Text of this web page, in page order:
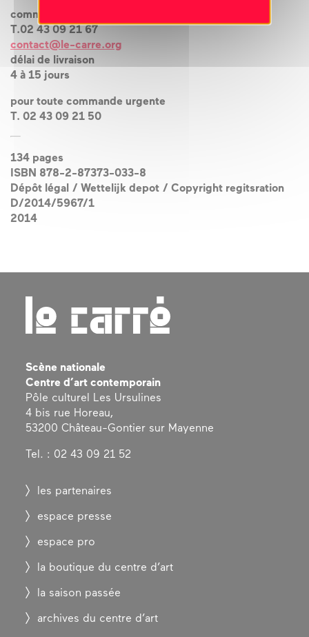
commande au
T.02 43 09 21 67
contact@le-carre.org
délai de livraison
4 à 15 jours
pour toute commande urgente
T. 02 43 09 21 50
134 pages
ISBN 878-2-87373-033-8
Dépôt légal / Wettelijk depot / Copyright regitsration
D/2014/5967/1
2014
Scène nationale
Centre d’art contemporain
Pôle culturel Les Ursulines
4 bis rue Horeau,
53200 Château-Gontier sur Mayenne
Tel. : 02 43 09 21 52
les partenaires
espace presse
espace pro
la boutique du centre d’art
la saison passée
archives du centre d’art